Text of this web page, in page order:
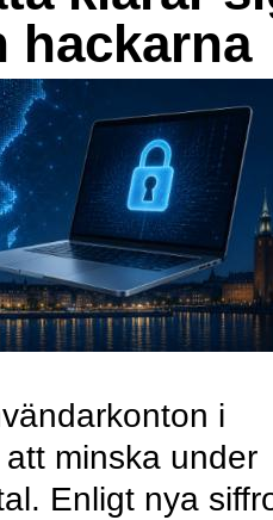
hackarna
i
minska under
Enligt nya